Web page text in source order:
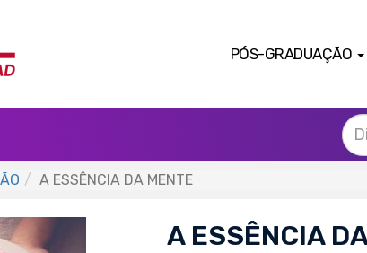
PÓS-GRADUAÇÃO
A ESSÊNCIA DA MENTE
A ESSÊNCIA